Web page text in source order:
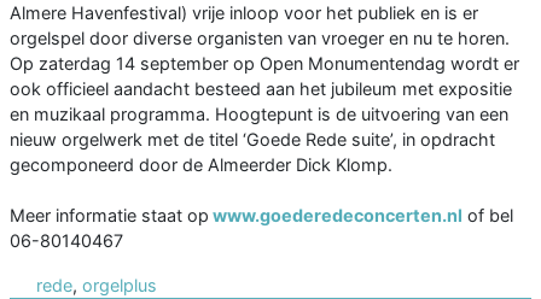
Almere Havenfestival) vrije inloop voor het publiek en is er
orgelspel door diverse organisten van vroeger en nu te horen.
Op zaterdag 14 september op Open Monumentendag wordt er
ook officieel aandacht besteed aan het jubileum met expositie
en muzikaal programma. Hoogtepunt is de uitvoering van een
nieuw orgelwerk met de titel ‘Goede Rede suite’, in opdracht
gecomponeerd door de Almeerder Dick Klomp.
Meer informatie staat op www.goederedeconcerten.nl of bel
06-80140467
rede, orgelplus